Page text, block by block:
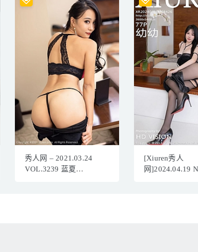
秀人网 – 2021.03.24
VOL.3239 蓝夏
[Xiuren秀人
网]2024.04.19